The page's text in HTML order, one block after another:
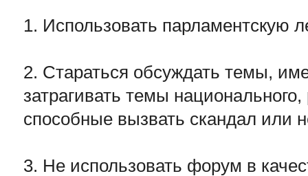
1. Использовать парламентскую
2. Стараться обсуждать темы,
затрагивать темы
способные вызвать скандал или
3. Не использовать форум в